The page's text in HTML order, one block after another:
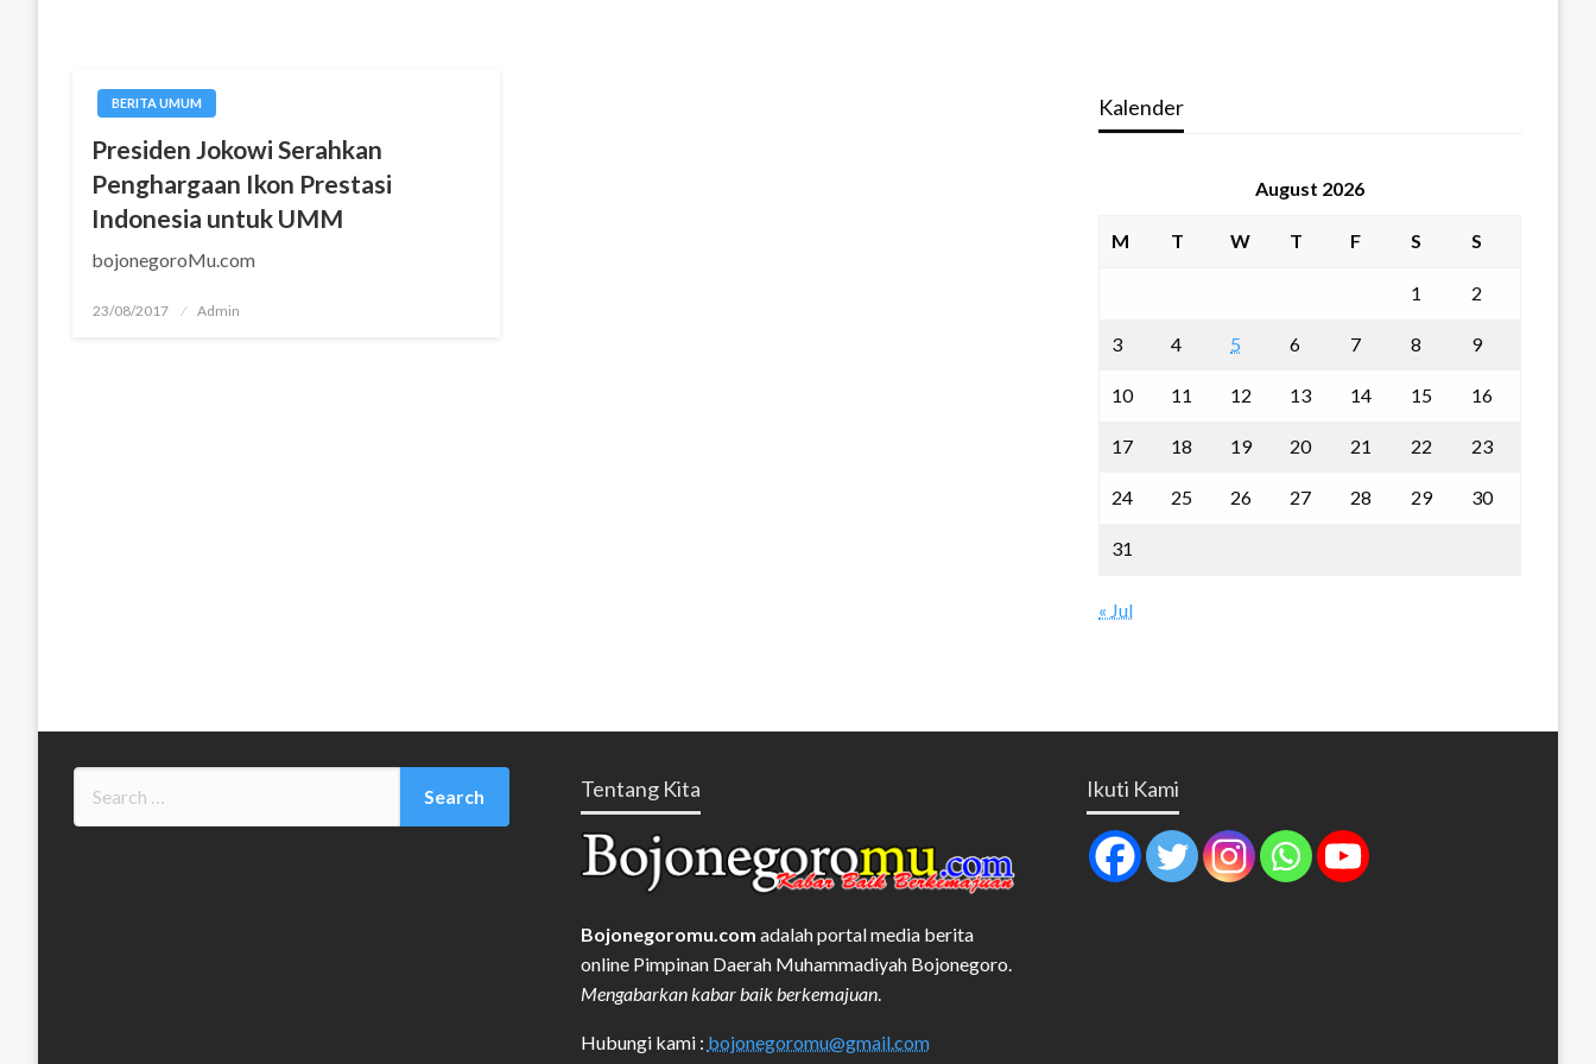
BERITA UMUM
Presiden Jokowi Serahkan
Penghargaan Ikon Prestasi
Indonesia untuk UMM
bojonegoroMu.com
Posted
23/08/2017 Admin
Kalender
August 2026
M T W T F S S
1 2
3 4 5 6 7 8 9
10 11 12 13 14 15 16
17 18 19 20 21 22 23
24 25 26 27 28 29 30
31
« Jul
Tentang Kita
Bojonegoromu.com adalah portal media berita
online Pimpinan Daerah Muhammadiyah Bojonegoro.
Mengabarkan kabar baik berkemajuan.
Hubungi kami : bojonegoromu@gmail.com
Ikuti Kami